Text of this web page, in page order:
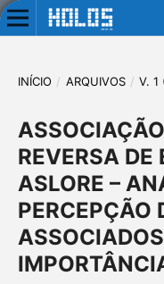
INÍCIO / ARQUIVOS / V. 1
REVERSA DE
ASLORE –
PERCEPÇÃO